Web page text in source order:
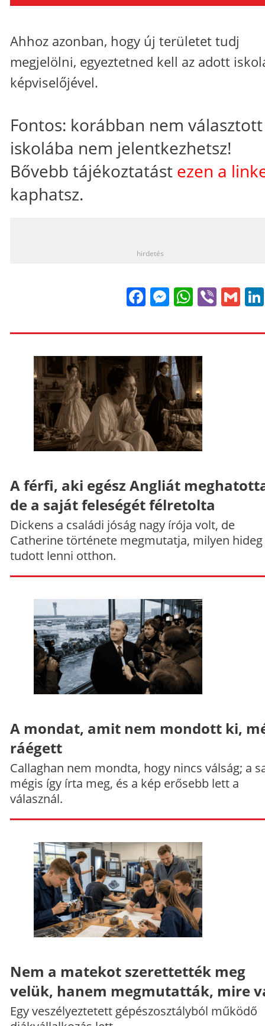
Ahhoz azonban, hogy új területet tudj
megjelölni, egyeztetned kell az adott
képviselőjével.
Fontos: korábban nem választott
iskolába nem jelentkezhetsz!
Bővebb tájékoztatást ezen a
kaphatsz.
hirdetés
FacebookViber
A férfi, aki egész Angliát
de a saját feleségét félretolta
Dickens a családi jóság nagy írója volt, de
Catherine története megmutatja, milyen hideg
tudott lenni otthon.
A mondat, amit nem mondott ki,
ráégett
Callaghan nem mondta, hogy nincs válság; a
mégis így írta meg, és a kép erősebb lett a
válasznál.
Nem a matekot szerettették meg
velük, hanem megmutatták, mire
Egy veszélyeztetett gépészosztályból működő